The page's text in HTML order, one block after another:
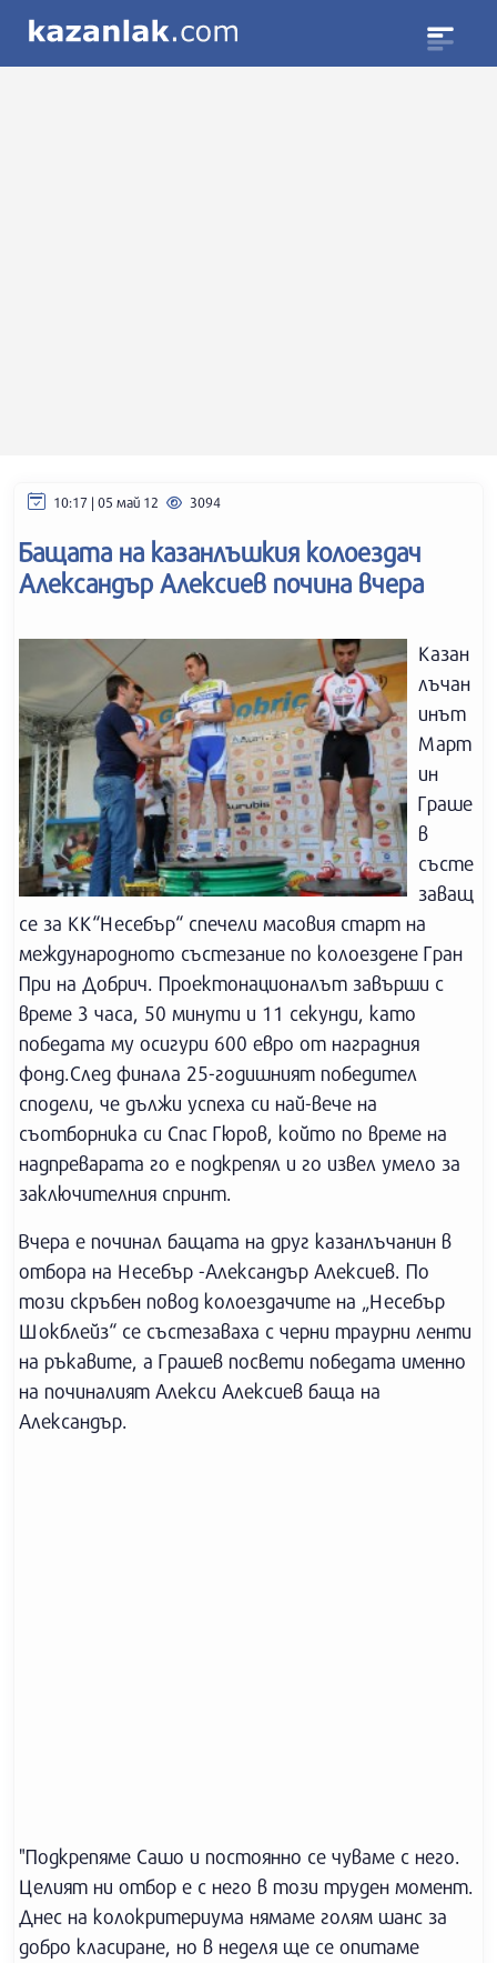
10:17 | 05 май 12 3094
Бащата на казанлъшкия колоездач
Александър Алексиев почина вчера
Казан
лъчан
инът
Март
ин
Граше
в
състе
заващ
се за КК“Несебър“ спечели масовия старт на
международното състезание по колоездене Гран
При на Добрич. Проектонационалът завърши с
време 3 часа, 50 минути и 11 секунди, като
победата му осигури 600 евро от наградния
фонд.След финала 25-годишният победител
сподели, че дължи успеха си най-вече на
съотборника си Спас Гюров, който по време на
надпреварата го е подкрепял и го извел умело за
заключителния спринт.
Вчера е починал бащата на друг казанлъчанин в
отбора на Несебър -Александър Алексиев. По
този скръбен повод колоездачите на „Несебър
Шокблейз“ се състезаваха с черни траурни ленти
на ръкавите, а Грашев посвети победата именно
на починалият Алекси Алексиев баща на
Александър.
"Подкрепяме Сашо и постоянно се чуваме с него.
Целият ни отбор е с него в този труден момент.
Днес на колокритериума нямаме голям шанс за
добро класиране, но в неделя ще се опитаме